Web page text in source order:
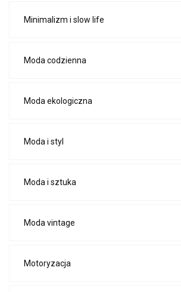
Minimalizm i slow life
Moda codzienna
Moda ekologiczna
Moda i styl
Moda i sztuka
Moda vintage
Motoryzacja